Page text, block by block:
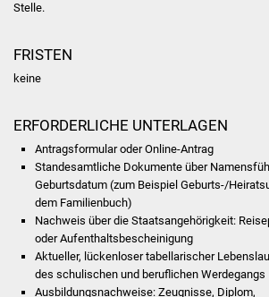
Stelle.
FRISTEN
keine
ERFORDERLICHE UNTERLAGEN
Antragsformular oder Online-Antrag
Standesamtliche Dokumente über
Geburtsdatum (zum Beispiel Geburts-/
dem Familienbuch)
Nachweis über die Staatsangehörigkeit:
oder Aufenthaltsbescheinigung
Aktueller, lückenloser tabellarischer
des schulischen und beruflichen Werdegangs
Ausbildungsnachweise: Zeugnisse, Diplom,